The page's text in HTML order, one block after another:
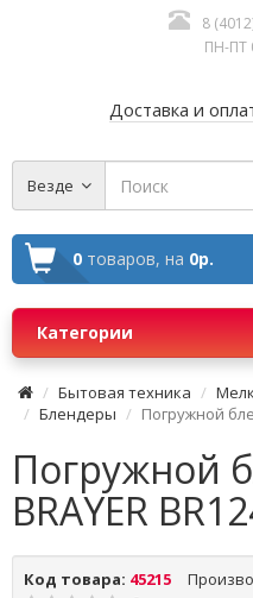
8
ПН-ПТ
Доставка и
Везде
0 товаров, на 0р.
Категории
Бытовая техника
Блендеры
Погружной
Погружной
BRAYER
Код товара: 45215